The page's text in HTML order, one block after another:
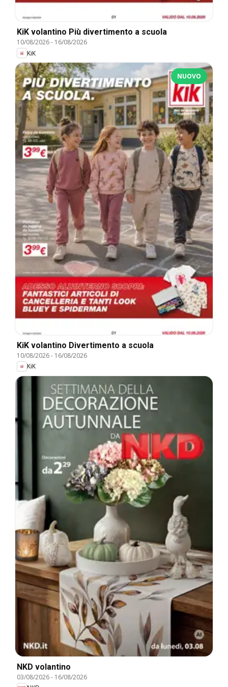
KiK volantino Più divertimento a scuola
10/08/2026- 16/08/2026
KiK
NUOVO
KiK volantino Divertimento a scuola
10/08/2026- 16/08/2026
KiK
NKD volantino
03/08/2026- 16/08/2026